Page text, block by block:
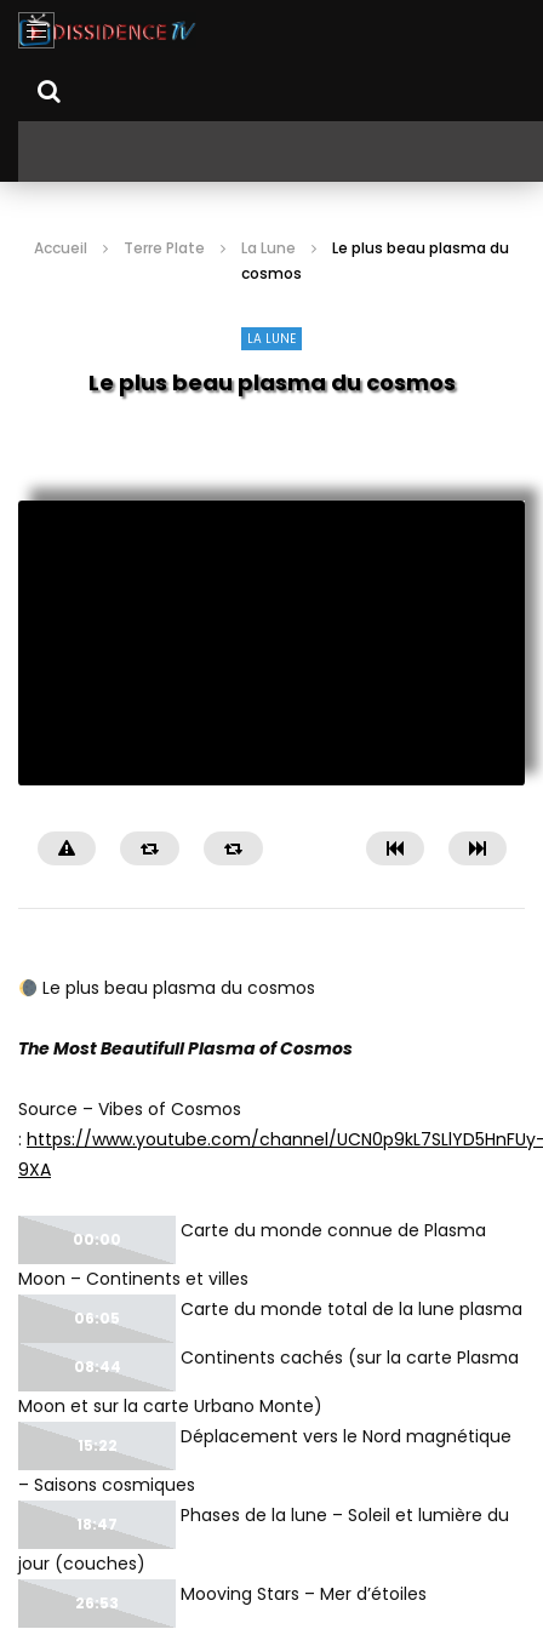
Accueil Terre Plate La Lune
Le plus beau plasma du
cosmos
LA LUNE
Le plus beau plasma du cosmos
Le plus beau plasma du cosmos
The Most Beautifull Plasma of Cosmos
Source – Vibes of Cosmos
: https://www.youtube.com/channel/
9XA
00:00
Carte du monde connue de Plasma
Moon – Continents et villes
06:05 Carte du monde total de la lune plasma
08:44
Continents cachés (sur la carte Plasma
Moon et sur la carte Urbano Monte)
15:22
Déplacement vers le Nord magnétique
– Saisons cosmiques
18:47
Phases de la lune – Soleil et lumière du
jour (couches)
26:53 Mooving Stars – Mer d’étoiles